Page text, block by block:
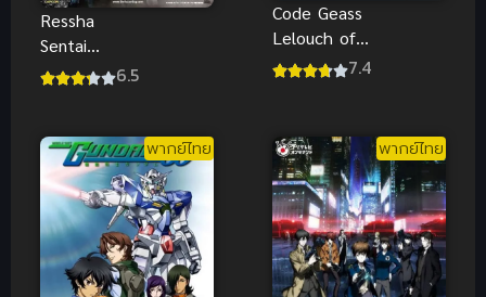
Ressha
Sentai
ToQGer vs6.5
Code Geass
Lelouch of
the
คืนชีพของ
ลูลูช ซับไทย
7.4
พากย์ไทย พากย์ไทย